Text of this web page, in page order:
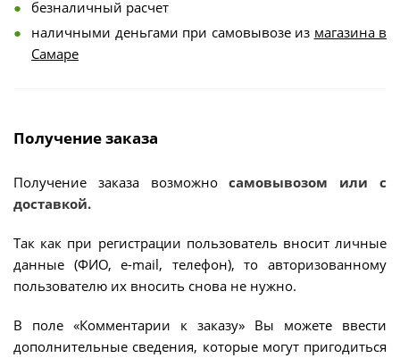
безналичный расчет
наличными деньгами при самовывозе из магазина в
Самаре
Получение заказа
Получение заказа возможносамовывозом или с
доставкой.
Так как при регистрации пользователь вносит личные
данные (ФИО, e-mail, телефон), то авторизованному
пользователю их вносить снова не нужно.
В поле «Комментарии к заказу» Вы можете ввести
дополнительные сведения, которые могут пригодиться